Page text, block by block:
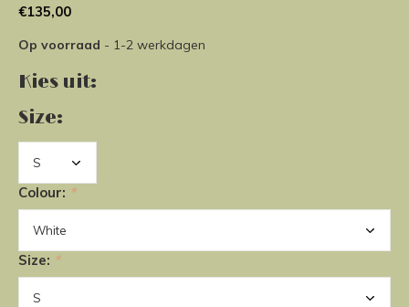
€135,00
Op voorraad - 1-2 werkdagen
Kies uit:
Size:
Colour: *
Size: *